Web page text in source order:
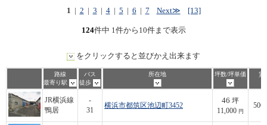
1 2 3 4| 5 6 7 Next≫ [13]
124件中 1件から10件まで表示
をクリックすると並びかえ出来ます
路線
最寄り駅
バス
徒歩
所在地 坪数/坪単価 賃
JR横浜線
鴨居
-
31
横浜市都筑区池辺町3452
46 坪
11,000 円